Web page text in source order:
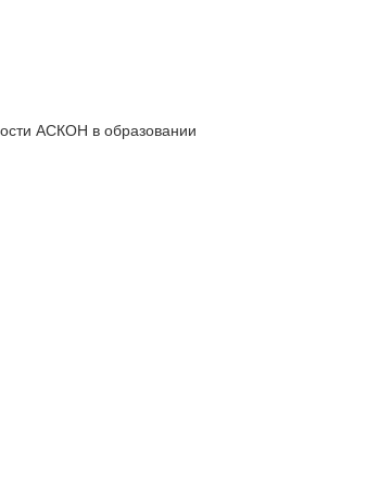
АСКОН в образовании